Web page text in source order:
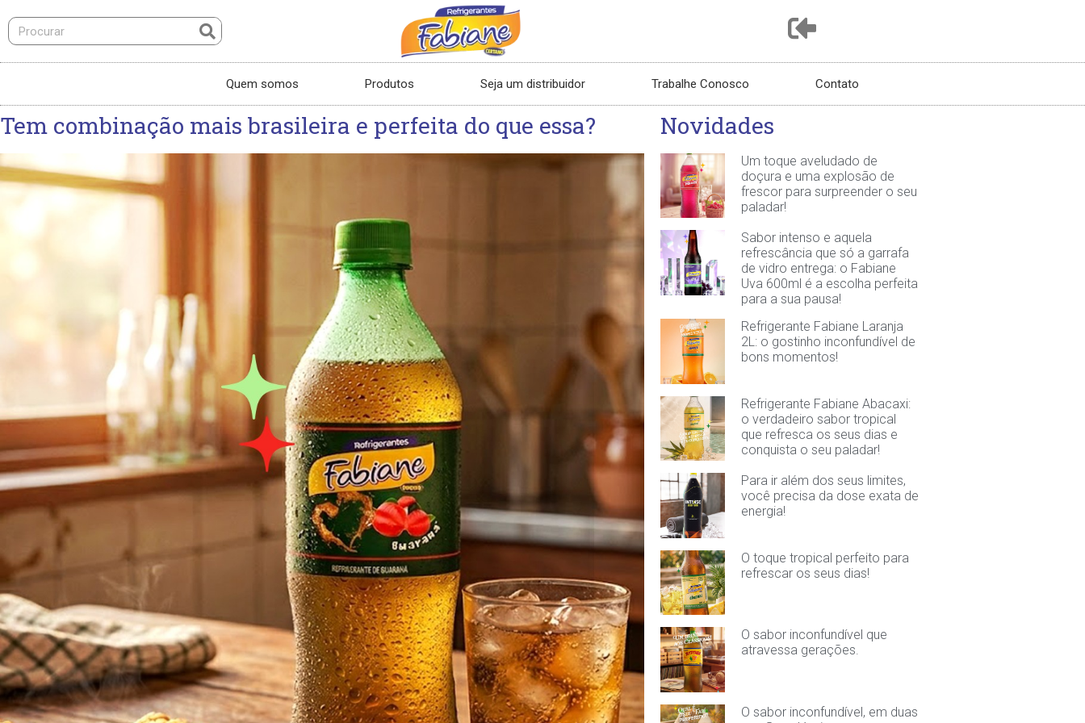
Quem somos Produtos Seja um distribuidor Trabalhe Conosco Contato
Tem combinação mais brasileira e perfeita do que essa? Novidades
Um toque aveludado de
doçura e uma explosão de
frescor para surpreender o seu
paladar!
Sabor intenso e aquela
refrescância que só a garrafa
de vidro entrega: o Fabiane
Uva 600ml é a escolha perfeita
para a sua pausa!
Refrigerante Fabiane Laranja
2L: o gostinho inconfundível de
bons momentos!
Refrigerante Fabiane Abacaxi:
o verdadeiro sabor tropical
que refresca os seus dias e
conquista o seu paladar!
Para ir além dos seus limites,
você precisa da dose exata de
energia!
O toque tropical perfeito para
refrescar os seus dias!
O sabor inconfundível que
atravessa gerações.
O sabor inconfundível, em duas